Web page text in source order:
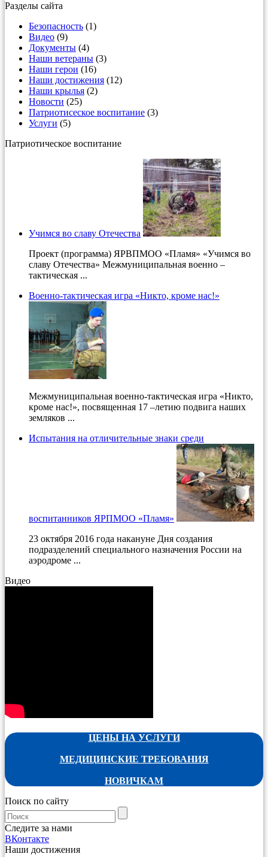
Разделы сайта
Безопасность (1)
Видео (9)
Документы (4)
Наши ветераны (3)
Наши герои (16)
Наши достижения (12)
Наши крылья (2)
Новости (25)
Патриотисеское воспитание (3)
Услуги (5)
Патриотическое воспитание
Учимся во славу Отечества
Проект (программа) ЯРВПМОО «Пламя» «Учимся во
славу Отечества» Межмуниципальная военно –
тактическая ...
Военно-тактическая игра «Никто, кроме нас!»
Межмуниципальная военно-тактическая игра «Никто,
кроме нас!», посвященная 17 –летию подвига наших
земляков ...
Испытания на отличительные знаки среди
воспитанников ЯРПМОО «Пламя»
23 октября 2016 года накануне Дня создания
подразделений специального назначения России на
аэродроме ...
Видео
ЦЕНЫ НА УСЛУГИ
МЕДИЦИНСКИЕ ТРЕБОВАНИЯ
НОВИЧКАМ
Поиск по сайту
Следите за нами
ВКонтакте
Наши достижения